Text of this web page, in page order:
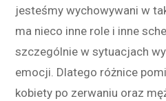
jesteśmy wychowywani w
ma nieco inne role i inne
szczególnie w sytuacjach
emocji. Dlatego różnice
kobiety po zerwaniu oraz